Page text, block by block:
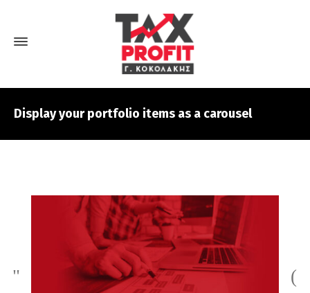
Display your portfolio items as a carousel